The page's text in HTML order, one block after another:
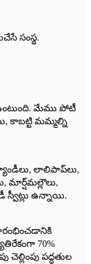
సంస్థ.
మేము పోటీ
కాబట్టి మమ్మల్ని
లాలిపాప్‌లు,
మార్ష్‌మల్లౌలు,
స్వీట్లు ఉన్నాయి.
70%
పద్ధతుల